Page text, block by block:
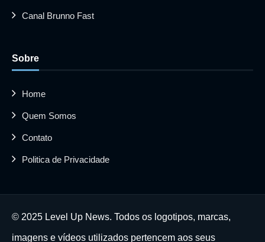
Canal Brunno Fast
Sobre
Home
Quem Somos
Contato
Politica de Privacidade
© 2025 Level Up News. Todos os logotipos, marcas,
imagens e vídeos utilizados pertencem aos seus